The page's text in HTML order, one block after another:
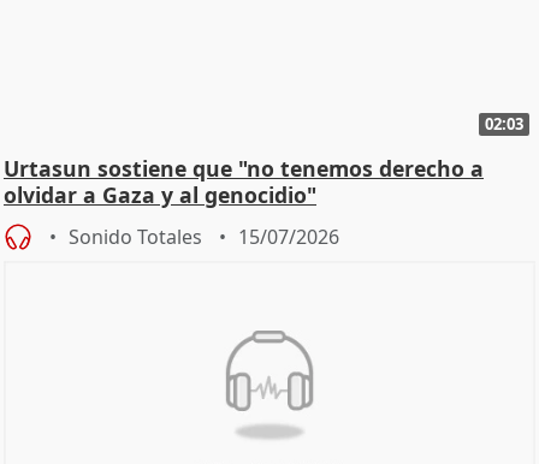
02:03
Urtasun sostiene que "no tenemos derecho a
olvidar a Gaza y al genocidio"
Sonido Totales 15/07/2026